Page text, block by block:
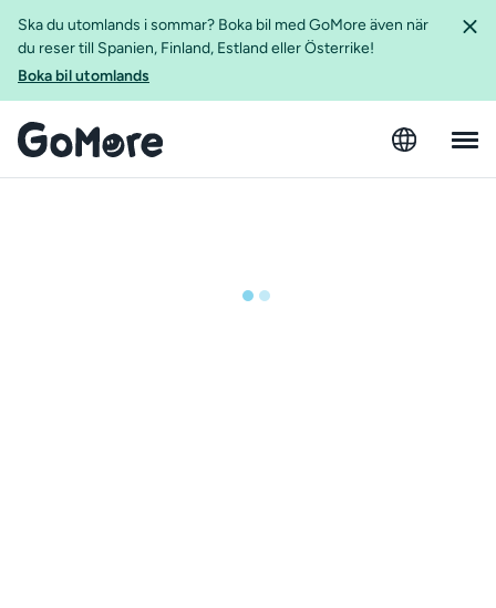
Ska du utomlands i sommar? Boka bil med GoMore även när
du reser till Spanien, Finland, Estland eller Österrike!
Boka bil utomlands